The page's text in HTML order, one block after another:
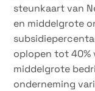
steunkaart van
en middelgrote
oplopen tot 40%
middelgrote
onderneming